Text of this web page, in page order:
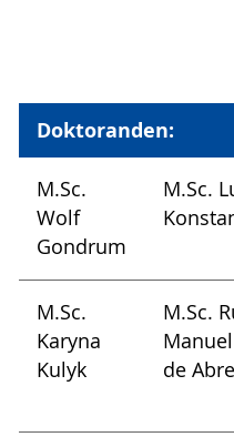
Doktoranden:
M.Sc.
Wolf
Gondrum
M.Sc.
M.Sc.
Karyna
Kulyk
M.Sc.
de